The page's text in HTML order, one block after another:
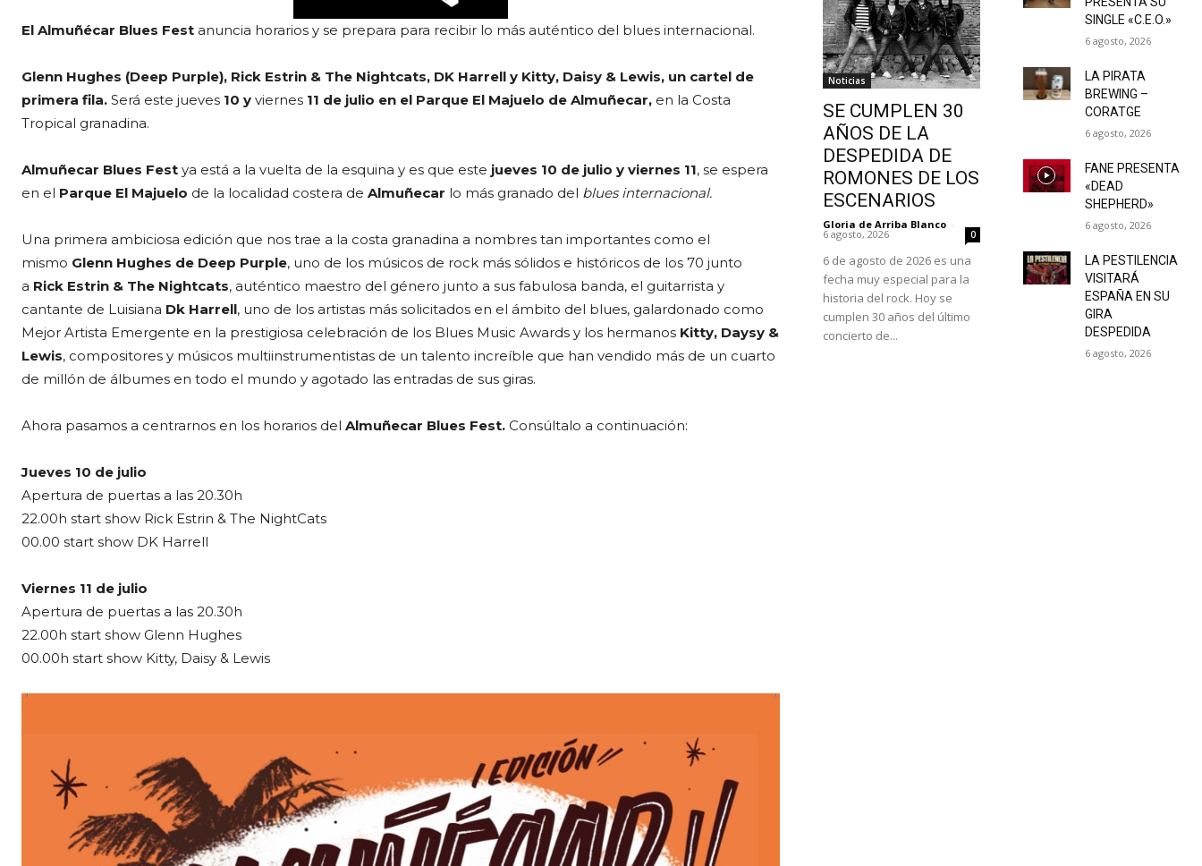
El Almuñécar Blues Fest anuncia horarios y se prepara para recibir lo más auténtico del blues internacional.
Glenn Hughes (Deep Purple), Rick Estrin & The Nightcats, DK Harrell y Kitty, Daisy & Lewis, un cartel de
primera fila. Será este jueves 10 y viernes 11 de julio en el Parque El Majuelo de Almuñecar, en la Costa
Tropical granadina.
Almuñecar Blues Fest ya está a la vuelta de la esquina y es que este jueves 10 de julio y viernes 11, se espera
en el Parque El Majuelo de la localidad costera de Almuñecar lo más granado del blues internacional.
Una primera ambiciosa edición que nos trae a la costa granadina a nombres tan importantes como el
mismo Glenn Hughes de Deep Purple, uno de los músicos de rock más sólidos e históricos de los 70 junto
a Rick Estrin & The Nightcats, auténtico maestro del género junto a sus fabulosa banda, el guitarrista y
cantante de Luisiana Dk Harrell, uno de los artistas más solicitados en el ámbito del blues, galardonado como
Mejor Artista Emergente en la prestigiosa celebración de los Blues Music Awards y los hermanos Kitty, Daysy &
Lewis, compositores y músicos multiinstrumentistas de un talento increíble que han vendido más de un cuarto
de millón de álbumes en todo el mundo y agotado las entradas de sus giras.
Ahora pasamos a centrarnos en los horarios del Almuñecar Blues Fest. Consúltalo a continuación:
Jueves 10 de julio
Apertura de puertas a las 20.30h
22.00h start show Rick Estrin & The NightCats
00.00 start show DK Harrell
Viernes 11 de julio
Apertura de puertas a las 20.30h
22.00h start show Glenn Hughes
00.00h start show Kitty, Daisy & Lewis
Noticias
SE CUMPLEN 30
AÑOS DE LA
DESPEDIDA DE
ROMONES DE LOS
ESCENARIOS
Gloria de Arriba Blanco -
6 agosto, 2026 0
6 de agosto de 2026 es una
fecha muy especial para la
historia del rock. Hoy se
cumplen 30 años del último
concierto de...
SINGLE «C.E.O.»
6 agosto, 2026
LA PIRATA
BREWING –
CORATGE
6 agosto, 2026
FANE PRESENTA
«DEAD
SHEPHERD»
6 agosto, 2026
LA PESTILENCIA
VISITARÁ
ESPAÑA EN SU
GIRA
DESPEDIDA
6 agosto, 2026